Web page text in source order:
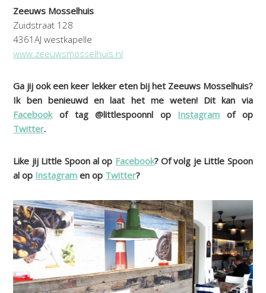
Zeeuws Mosselhuis
Zuidstraat 128
4361AJ westkapelle
www.zeeuwsmosselhuis.nl
Ga jij ook een keer lekker eten bij het Zeeuws Mosselhuis?
Ik ben benieuwd en laat het me weten! Dit kan via
Facebookof tag @littlespoonnl op Instagram of op
Twitter.
Like jij Little Spoon al op Facebook? Of volg je Little Spoon
al op Instagram en op Twitter?